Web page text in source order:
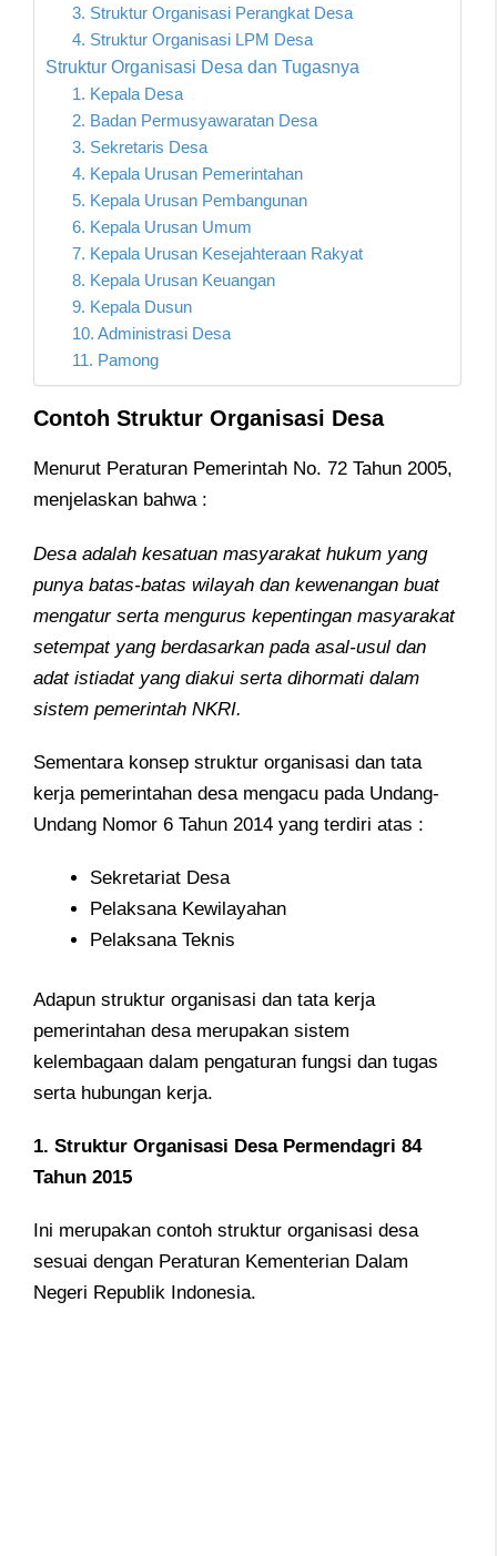
3. Struktur Organisasi Perangkat Desa
4. Struktur Organisasi LPM Desa
Struktur Organisasi Desa dan Tugasnya
1. Kepala Desa
2. Badan Permusyawaratan Desa
3. Sekretaris Desa
4. Kepala Urusan Pemerintahan
5. Kepala Urusan Pembangunan
6. Kepala Urusan Umum
7. Kepala Urusan Kesejahteraan Rakyat
8. Kepala Urusan Keuangan
9. Kepala Dusun
10. Administrasi Desa
11. Pamong
Contoh Struktur Organisasi Desa
Menurut Peraturan Pemerintah No. 72 Tahun 2005,
menjelaskan bahwa :
Desa adalah kesatuan masyarakat hukum yang
punya batas-batas wilayah dan kewenangan buat
mengatur serta mengurus kepentingan masyarakat
setempat yang berdasarkan pada asal-usul dan
adat istiadat yang diakui serta dihormati dalam
sistem pemerintah NKRI.
Sementara konsep struktur organisasi dan tata
kerja pemerintahan desa mengacu pada Undang-
Undang Nomor 6 Tahun 2014 yang terdiri atas :
Sekretariat Desa
Pelaksana Kewilayahan
Pelaksana Teknis
Adapun struktur organisasi dan tata kerja
pemerintahan desa merupakan sistem
kelembagaan dalam pengaturan fungsi dan tugas
serta hubungan kerja.
1. Struktur Organisasi Desa Permendagri 84
Tahun 2015
Ini merupakan contoh struktur organisasi desa
sesuai dengan Peraturan Kementerian Dalam
Negeri Republik Indonesia.